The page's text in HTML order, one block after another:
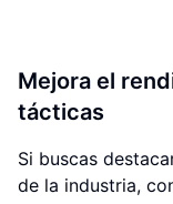
Mejora el
tácticas
Si buscas
de la industria,